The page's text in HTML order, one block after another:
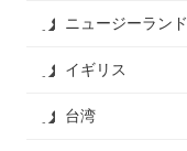
ニュージーランド
イギリス
台湾